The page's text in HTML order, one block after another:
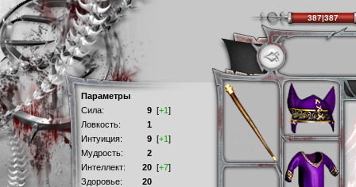
Параметры
Сила:
9 [+1]
Ловкость:
1
Интуиция:
9 [+1]
Мудрость:
2
Интеллект:
20 [+7]
Здоровье:
20
387|387